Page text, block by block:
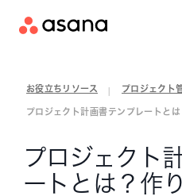
セールスチーム
お役立ちリソース プロジェクト
プロジェクト計画書テンプレートと
プロジェクト
ートとは？作